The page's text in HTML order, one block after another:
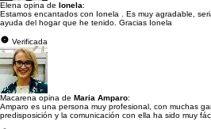
Elena opina de Ionela:
Estamos encantados con Ionela . Es muy agradable,
ayuda del hogar que he tenido. Gracias Ionela
Verificada
Macarena opina de Maria Amparo:
Amparo es una persona muy profesional, con muchas
predisposición y la comunicación con ella ha sido muy